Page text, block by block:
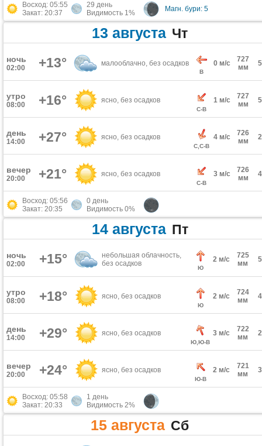
Восход: 05:55
Закат: 20:37
29 день
Видимость 1%
Магн. бури: 5
13 августа Чт
ночь
02:00 +13° малооблачно, без осадков
В
0 м/с
727
мм
утро
08:00 +16° ясно, без осадков
С-В
1 м/с
727
мм
день
14:00 +27° ясно, без осадков
С,С-В
4 м/с
726
мм
вечер
20:00 +21° ясно, без осадков
С-В
3 м/с
726
мм
Восход: 05:56
Закат: 20:35
0 день
Видимость 0%
14 августа Пт
ночь
02:00 +15°
небольшая облачность,
без осадков
Ю
2 м/с
725
мм
утро
08:00 +18° ясно, без осадков
Ю
2 м/с
724
мм
день
14:00 +29° ясно, без осадков
Ю,Ю-В
3 м/с
722
мм
вечер
20:00 +24° ясно, без осадков
Ю-В
2 м/с
721
мм
Восход: 05:58
Закат: 20:33
1 день
Видимость 2%
15 августа Сб